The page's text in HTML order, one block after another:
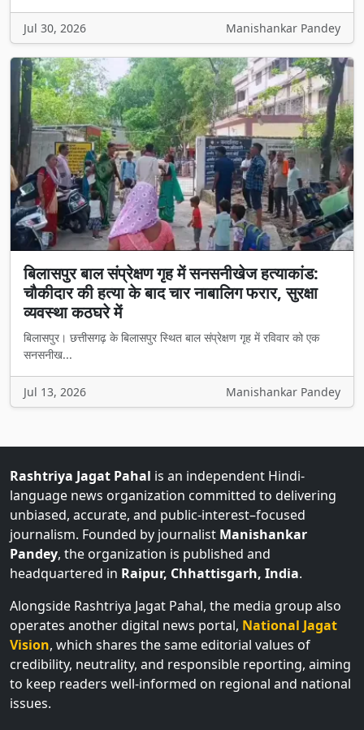
Jul 30, 2026 Manishankar Pandey
बिलासपुर बाल संप्रेक्षण गृह में सनसनीखेज हत्याकांड:
चौकीदार की हत्या के बाद चार नाबालिग फरार, सुरक्षा
व्यवस्था कठघरे में
बिलासपुर। छत्तीसगढ़ के बिलासपुर स्थित बाल संप्रेक्षण गृह में रविवार को एक
सनसनीख...
Jul 13, 2026 Manishankar Pandey
Rashtriya Jagat Pahal is an independent Hindi-
language news organization committed to delivering
unbiased, accurate, and public-interest–focused
journalism. Founded by journalist Manishankar
Pandey, the organization is published and
headquartered in Raipur, Chhattisgarh, India.
Alongside Rashtriya Jagat Pahal, the media group also
operates another digital news portal, National Jagat
Vision, which shares the same editorial values of
credibility, neutrality, and responsible reporting, aiming
to keep readers well-informed on regional and national
issues.